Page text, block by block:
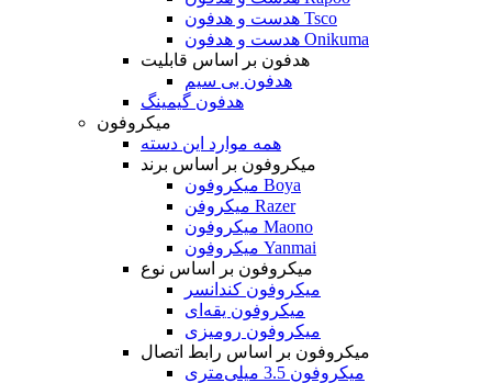
هدست و هدفون Tsco
هدست و هدفون Onikuma
هدفون بر اساس قابلیت
هدفون بی سیم
هدفون گیمینگ
میکروفون
همه موارد این دسته
میکروفون بر اساس برند
میکروفون Boya
میکروفن Razer
میکروفون Maono
میکروفون Yanmai
میکروفون بر اساس نوع
میکروفون کندانسر
میکروفون یقه‌ای
میکروفون رومیزی
میکروفون بر اساس رابط اتصال
میکروفون 3.5 میلی‌متری